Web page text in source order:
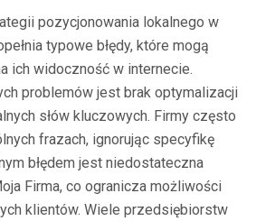
pozycjonowania lokalnego w
typowe błędy, które mogą
ich widoczność w internecie.
problemów jest brak optymalizacji
słów kluczowych. Firmy często
frazach, ignorując specyfikę
błędem jest niedostateczna
Firma, co ogranicza możliwości
klientów. Wiele przedsiębiorstw